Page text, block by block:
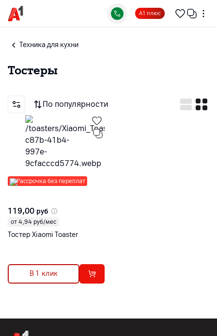
А1 плюс
Техника для кухни
Тостеры
По популярности
Рассрочка без переплат
119,00 руб
от 4,94 руб/мес
Тостер Xiaomi Toaster
В 1 клик